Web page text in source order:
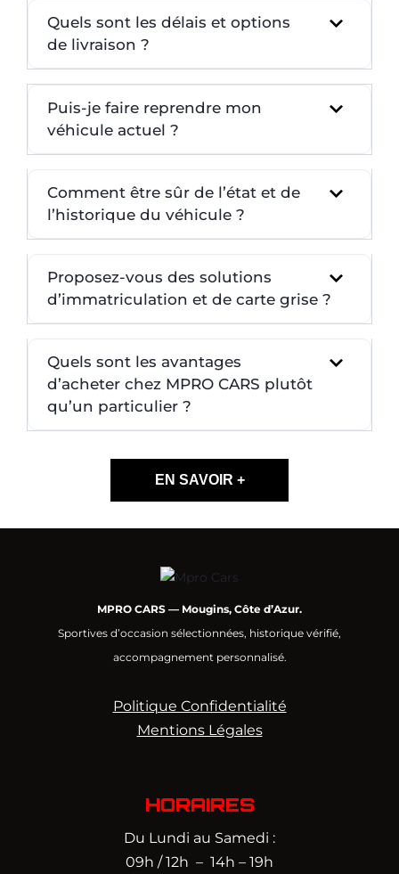
Quels sont les délais et options
de livraison ?
Puis-je faire reprendre mon
véhicule actuel ?
Comment être sûr de l’état et de
l’historique du véhicule ?
Proposez-vous des solutions
d’immatriculation et de carte grise ?
Quels sont les avantages
d’acheter chez MPRO CARS plutôt
qu’un particulier ?
EN SAVOIR +
MPRO CARS — Mougins, Côte d’Azur.
Sportives d’occasion sélectionnées, historique vérifié,
accompagnement personnalisé.
Politique Confidentialité
Mentions Légales
HORAIRES
Du Lundi au Samedi :
09h / 12h – 14h – 19h